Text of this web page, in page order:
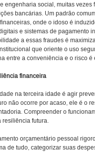
engenharia social, muitas
bancárias. Um padrão
onde o idoso é
e sistemas de pagamento
a essas fraudes é
que oriente o uso
entre a conveniência e o risco é
financeira
na terceira idade é agir
não ocorre por acaso, ele é o
Compreender o
resiliência futura.
orçamentário pessoal
de tudo, categorizar suas